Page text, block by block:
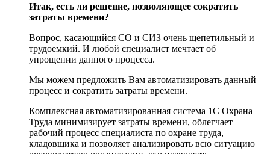
Итак, есть ли решение, позволяющее сократить
затраты времени?
Вопрос, касающийся СО и СИЗ очень щепетильный и
трудоемкий. И любой специалист мечтает об
упрощении данного процесса.
Мы можем предложить Вам автоматизировать данный
процесс и сократить затраты времени.
Комплексная автоматизированная система 1С Охрана
Труда минимизирует затраты времени, облегчает
рабочий процесс специалиста по охране труда,
кладовщика и позволяет анализировать всю ситуацию